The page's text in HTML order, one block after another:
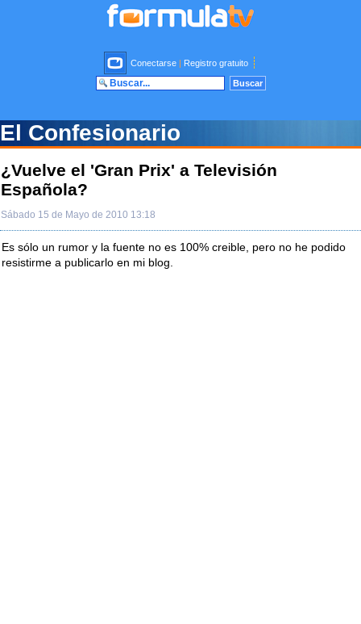
Conectarse | Registro gratuito
El Confesionario
¿Vuelve el 'Gran Prix' a Televisión
Española?
Sábado 15 de Mayo de 2010 13:18
Es sólo un rumor y la fuente no es 100% creible, pero no he podido
resistirme a publicarlo en mi blog.